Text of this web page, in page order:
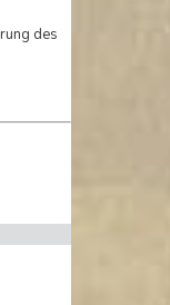
des